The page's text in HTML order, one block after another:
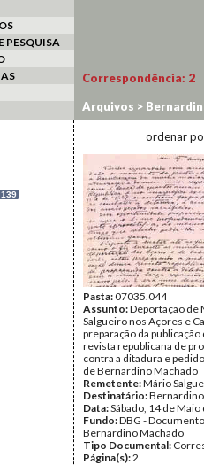
PESQUISA
139
Correspondência: 2
Arquivos >
ordenar
Pasta:07035.044
Assunto:Deportação de
Salgueiro nos Açores e
preparação da publicação
revista republicana de
contra a ditadura e
de Bernardino Machado
Remetente:Mário
Destinatário:
Data:Sábado, 14 de
Fundo:DBG -
Bernardino Machado
Tipo Documental:
Página(s):2